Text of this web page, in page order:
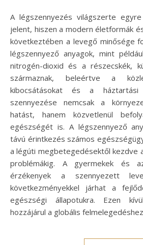
A légszennyezés világszerte egyre nagyobb problémát
jelent, hiszen a modern életformák
következtében a levegő minősége
légszennyező anyagok, mint
nitrogén-dioxid és a részecskék,
származnak, beleértve a
kibocsátásokat és a
szennyezése nemcsak a
hatást, hanem közvetlenül
egészségét is. A légszennyező
távú érintkezés számos
a légúti megbetegedésektől kezdve
problémákig. A gyermekek és
érzékenyek a szennyezett
következményekkel járhat a
egészségi állapotukra. Ezen
hozzájárul a globális